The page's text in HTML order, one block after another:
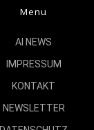
Menu
AI NEWS
IMPRESSUM
KONTAKT
NEWSLETTER